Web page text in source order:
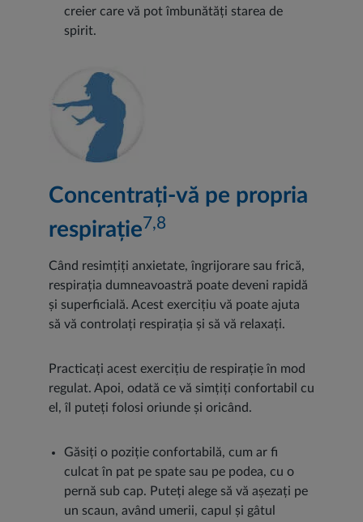
creier care vă pot îmbunătăți starea de
spirit.
Concentrați-vă pe propria
respirație7,8
Când resimțiți anxietate, îngrijorare sau frică,
respirația dumneavoastră poate deveni rapidă
și superficială. Acest exercițiu vă poate ajuta
să vă controlați respirația și să vă relaxați.
Practicați acest exercițiu de respirație în mod
regulat. Apoi, odată ce vă simțiți confortabil cu
el, îl puteți folosi oriunde și oricând.
Găsiți o poziție confortabilă, cum ar fi
culcat în pat pe spate sau pe podea, cu o
pernă sub cap. Puteți alege să vă așezați pe
un scaun, având umerii, capul și gâtul